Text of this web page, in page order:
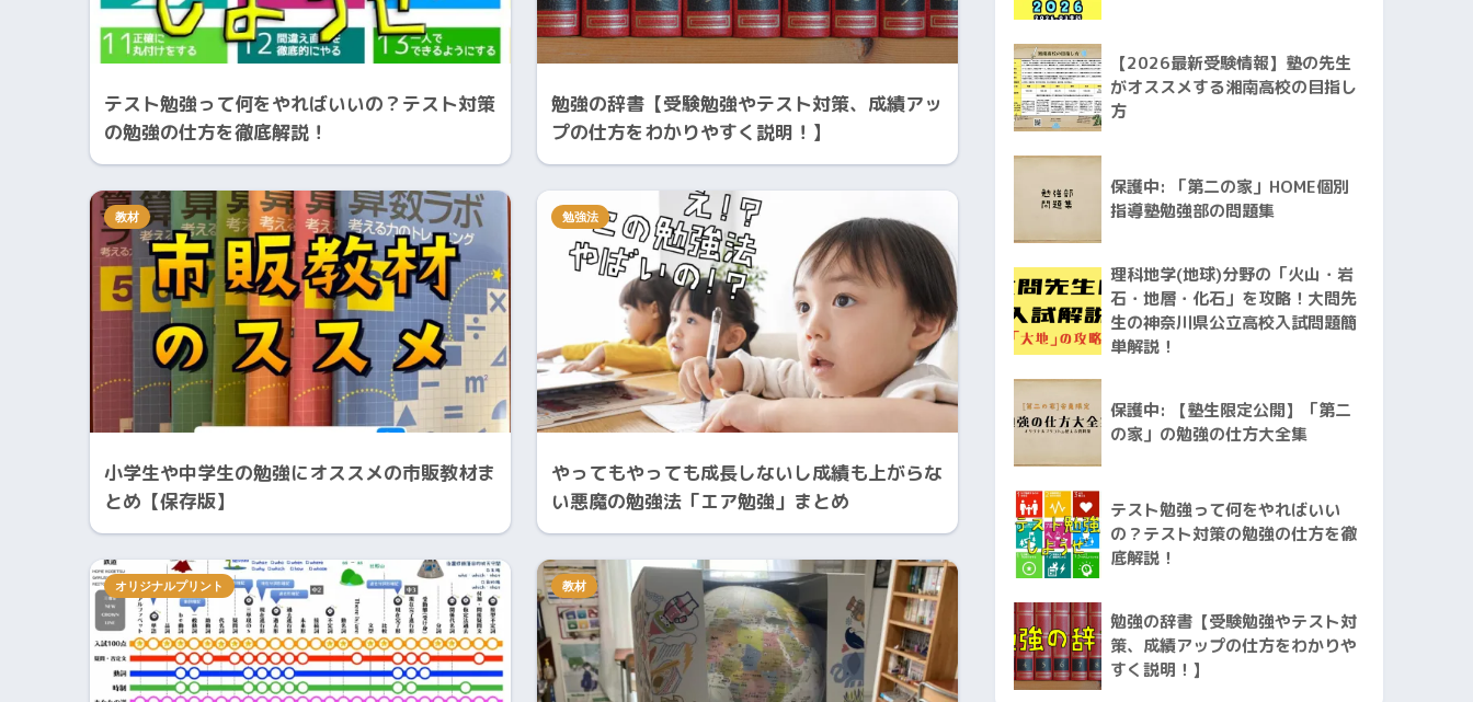
テスト勉強って何をやればいいの？テスト対策
の勉強の仕方を徹底解説！
勉強の辞書【受験勉強やテスト対策、成績アッ
プの仕方をわかりやすく説明！】
小学生や中学生の勉強にオススメの市販教材ま
とめ【保存版】
教材
やってもやっても成長しないし成績も上がらな
い悪魔の勉強法「エア勉強」まとめ
勉強法
オリジナルプリント 教材
【2026最新受験情報】塾の先生
がオススメする湘南高校の目指し
方
保護中: 「第二の家」HOME個別
指導塾勉強部の問題集
理科地学(地球)分野の「火山・岩
石・地層・化石」を攻略！大問先
生の神奈川県公立高校入試問題簡
単解説！
保護中: 【塾生限定公開】「第二
の家」の勉強の仕方大全集
テスト勉強って何をやればいい
の？テスト対策の勉強の仕方を徹
底解説！
勉強の辞書【受験勉強やテスト対
策、成績アップの仕方をわかりや
すく説明！】